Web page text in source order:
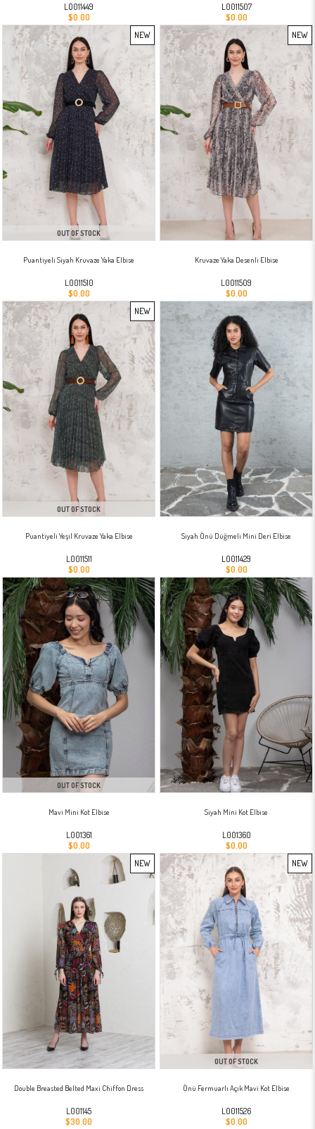
L0011449
$0.00
L0011507
$0.00
OUT OF STOCK
Puantiyeli Siyah Kruvaze Yaka Elbise
L0011510
$0.00
NEW
Kruvaze Yaka Desenli Elbise
L0011509
$0.00
NEW
ITEM
OUT OF STOCK
Puantiyeli Yeşil Kruvaze Yaka Elbise
L0011511
$0.00
NEW
ITEM
Siyah Önü Düğmeli Mini Deri Elbise
L0011429
$0.00
OUT OF STOCK
Mavi Mini Kot Elbise
L001361
$0.00
Siyah Mini Kot Elbise
L001360
$0.00
Double Breasted Belted Maxi Chiffon Dress
L001145
$30.00
NEW
ITEM
OUT OF STOCK
Önü Fermuarlı Açık Mavi Kot Elbise
L0011526
$0.00
NEW
ITEM